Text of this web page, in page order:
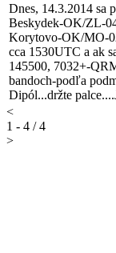
Dnes, 14.3.2014 sa
Beskydek-OK/ZL-
Korytovo-OK/MO-
cca 1530UTC a ak
145500, 7032+-
bandoch-podľa
Dipól...držte
<
1 - 4 / 4
>